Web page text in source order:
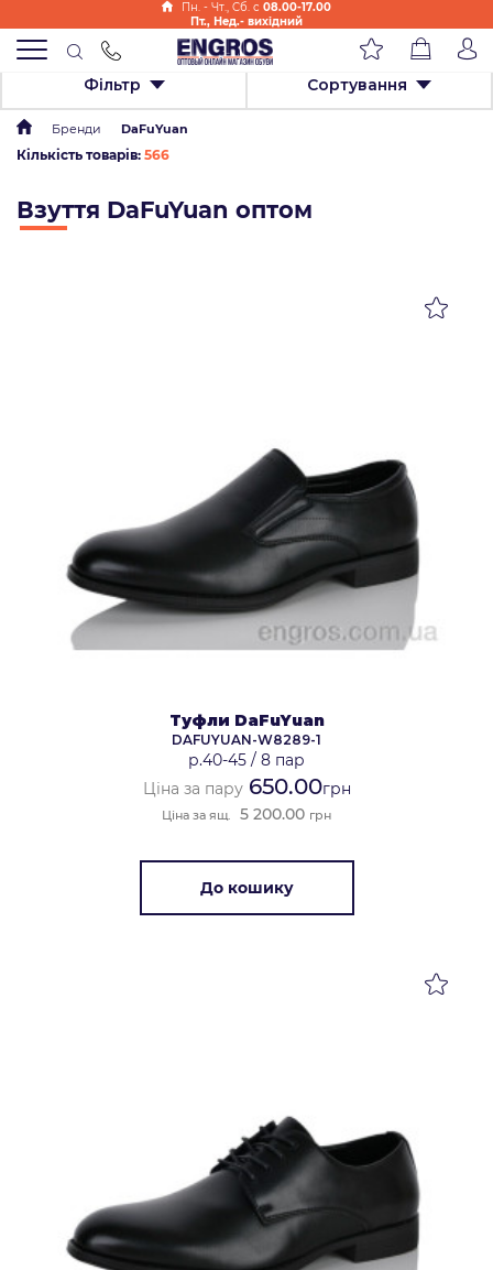
Пн. - Чт., Cб. с 08.00-17.00
Пт., Нед.- вихідний
Фільтр Сортування
Бренди DaFuYuan
Кількість товарів: 566
Взуття DaFuYuan оптом
Туфли DaFuYuan
DAFUYUAN-W8289-1
р.40-45 / 8 пар
Ціна за пару650.00грн
Ціна за ящ. 5 200.00 грн
До кошику